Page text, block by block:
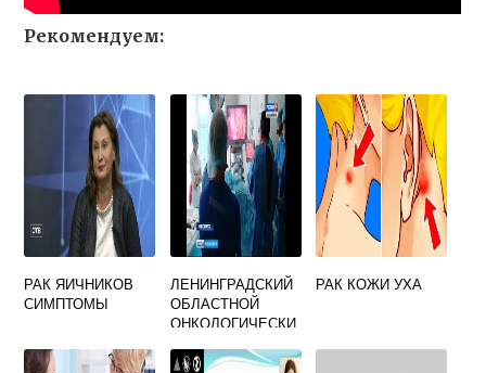
Рекомендуем:
РАК ЯИЧНИКОВ
СИМПТОМЫ
ЛЕНИНГРАДСКИЙ
ОБЛАСТНОЙ
ОНКОЛОГИЧЕСКИ
КУЗЬМОЛОВО
РАК КОЖИ УХА